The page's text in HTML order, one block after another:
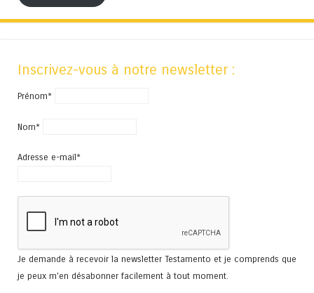
Inscrivez-vous à notre newsletter :
Prénom*
Nom*
Adresse e-mail*
Je demande à recevoir la newsletter Testamento et je comprends que
je peux m'en désabonner facilement à tout moment.